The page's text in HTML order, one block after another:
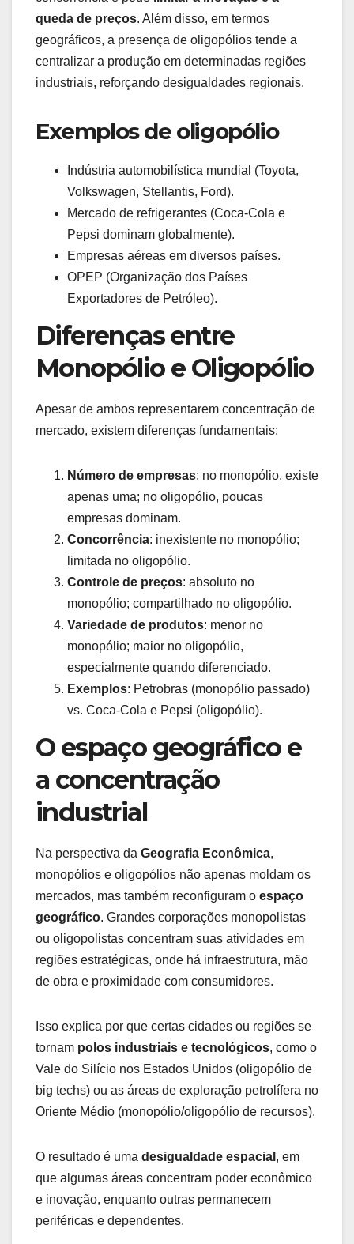
queda de preços. Além disso, em termos
geográficos, a presença de oligopólios tende a
centralizar a produção em determinadas regiões
industriais, reforçando desigualdades regionais.
Exemplos de oligopólio
Indústria automobilística mundial (Toyota,
Volkswagen, Stellantis, Ford).
Mercado de refrigerantes (Coca-Cola e
Pepsi dominam globalmente).
Empresas aéreas em diversos países.
OPEP (Organização dos Países
Exportadores de Petróleo).
Diferenças entre
Monopólio e Oligopólio
Apesar de ambos representarem concentração de
mercado, existem diferenças fundamentais:
Número de empresas: no monopólio, existe
apenas uma; no oligopólio, poucas
empresas dominam.
Concorrência: inexistente no monopólio;
limitada no oligopólio.
Controle de preços: absoluto no
monopólio; compartilhado no oligopólio.
Variedade de produtos: menor no
monopólio; maior no oligopólio,
especialmente quando diferenciado.
Exemplos: Petrobras (monopólio passado)
vs. Coca-Cola e Pepsi (oligopólio).
O espaço geográfico e
a concentração
industrial
Na perspectiva da Geografia Econômica,
monopólios e oligopólios não apenas moldam os
mercados, mas também reconfiguram o espaço
geográfico. Grandes corporações monopolistas
ou oligopolistas concentram suas atividades em
regiões estratégicas, onde há infraestrutura, mão
de obra e proximidade com consumidores.
Isso explica por que certas cidades ou regiões se
tornam polos industriais e tecnológicos, como o
Vale do Silício nos Estados Unidos (oligopólio de
big techs) ou as áreas de exploração petrolífera no
Oriente Médio (monopólio/oligopólio de recursos).
O resultado é uma desigualdade espacial , em
que algumas áreas concentram poder econômico
e inovação, enquanto outras permanecem
periféricas e dependentes.